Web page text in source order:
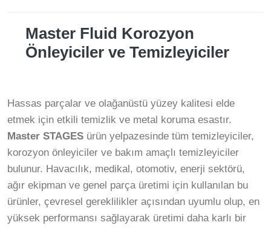
Master Fluid Korozyon
Önleyiciler ve Temizleyiciler
Hassas parçalar ve olağanüstü yüzey kalitesi elde
etmek için etkili temizlik ve metal koruma esastır.
Master STAGES ürün yelpazesinde tüm temizleyiciler,
korozyon önleyiciler ve bakım amaçlı temizleyiciler
bulunur. Havacılık, medikal, otomotiv, enerji sektörü,
ağır ekipman ve genel parça üretimi için kullanılan bu
ürünler, çevresel gereklilikler açısından uyumlu olup, en
yüksek performansı sağlayarak üretimi daha karlı bir